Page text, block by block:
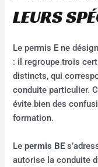
LEURS
Le permis E ne
: il regroupe trois
distincts, qui
conduite particulier.
évite bien des
formation.
Lepermis BE
autorise la conduite